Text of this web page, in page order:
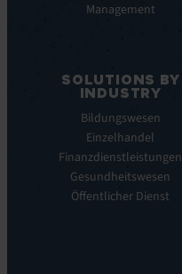
Discovery
Inventory
Infrastructure
Monitoring
Observability
Management
SOLUTIONS BY
INDUSTRY
Bildungswesen
Einzelhandel
Finanzdienstleistungen
Gesundheitswesen
Öffentlicher Dienst